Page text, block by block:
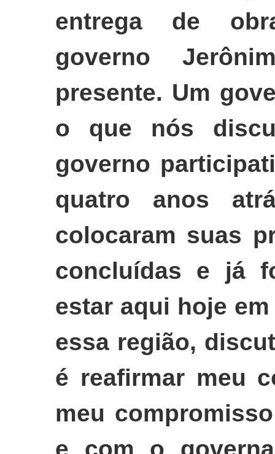
entrega de
governo
presente. Um
o que nós
governo
quatro anos
colocaram suas
concluídas e já
estar aqui hoje
essa região,
é reafirmar meu
meu